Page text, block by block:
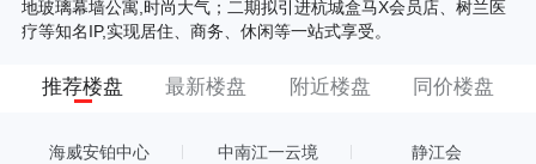
地玻璃幕墙公寓,时尚大气；二期拟引进杭城盒马X会员店、树兰医
疗等知名IP,实现居住、商务、休闲等一站式享受。
推荐楼盘 最新楼盘 附近楼盘 同价楼盘
海威安铂中心 中南江一云境 静江会